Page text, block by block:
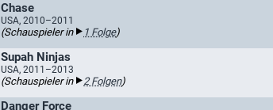
Chase
USA, 2010–2011
(Schauspieler in 1 Folge)
Supah Ninjas
USA, 2011–2013
(Schauspieler in 2 Folgen)
Danger Force